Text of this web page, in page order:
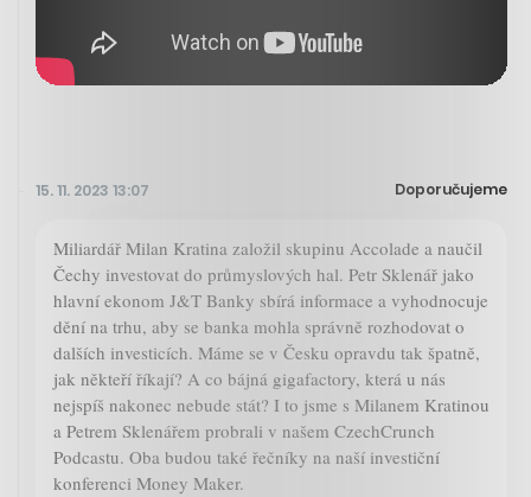
15. 11. 2023 13:07 Doporučujeme
Miliardář Milan Kratina založil skupinu Accolade a naučil
Čechy investovat do průmyslových hal. Petr Sklenář jako
hlavní ekonom J&T Banky sbírá informace a vyhodnocuje
dění na trhu, aby se banka mohla správně rozhodovat o
dalších investicích. Máme se v Česku opravdu tak špatně,
jak někteří říkají? A co bájná gigafactory, která u nás
nejspíš nakonec nebude stát? I to jsme s Milanem Kratinou
a Petrem Sklenářem probrali v našem CzechCrunch
Podcastu. Oba budou také řečníky na naší investiční
konferenci Money Maker.